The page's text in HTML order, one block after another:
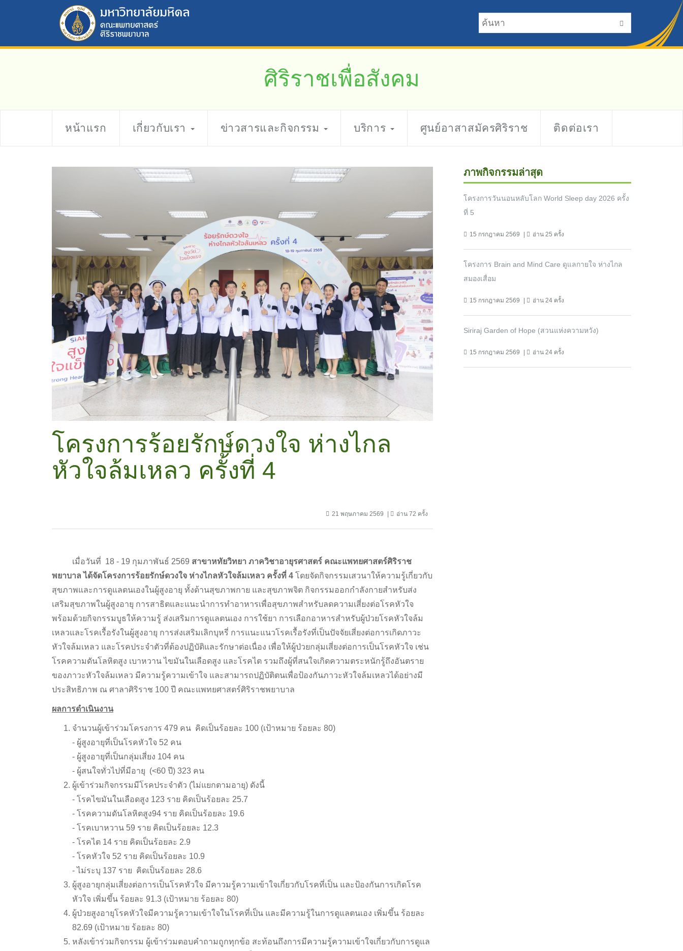
ศิริราชเพื่อสังคม
หน้าแรก เกี่ยวกับเรา ข่าวสารและกิจกรรม บริการ ศูนย์อาสาสมัครศิริราช ติดต่อเรา
โครงการร้อยรักษ์ดวงใจ ห่างไกล
หัวใจล้มเหลว ครั้งที่ 4
21 พฤษภาคม 2569 อ่าน 72 ครั้ง
เมื่อวันที่ 18 - 19 กุมภาพันธ์ 2569 สาขาหทัยวิทยา ภาควิชาอายุรศาสตร์ คณะแพทยศาสตร์ศิริราช
พยาบาล ได้จัดโครงการร้อยรักษ์ดวงใจ ห่างไกลหัวใจล้มเหลว ครั้งที่ 4 โดยจัดกิจกรรมเสวนาให้ความรู้เกี่ยวกับ
สุขภาพและการดูแลตนเองในผู้สูงอายุ ทั้งด้านสุขภาพกาย และสุขภาพจิต กิจกรรมออกกำลังกายสำหรับส่ง
เสริมสุขภาพในผู้สูงอายุ การสาธิตและแนะนำการทำอาหารเพื่อสุขภาพสำหรับลดความเสี่ยงต่อโรคหัวใจ
พร้อมด้วยกิจกรรมบูธให้ความรู้ ส่งเสริมการดูแลตนเอง การใช้ยา การเลือกอาหารสำหรับผู้ป่วยโรคหัวใจล้ม
เหลวและโรคเรื้อรังในผู้สูงอายุ การส่งเสริมเลิกบุหรี่ การแนะแนวโรคเรื้อรังที่เป็นปัจจัยเสี่ยงต่อการเกิดภาวะ
หัวใจล้มเหลว และโรคประจำตัวที่ต้องปฏิบัติและรักษาต่อเนื่อง เพื่อให้ผู้ป่วยกลุ่มเสี่ยงต่อการเป็นโรคหัวใจ เช่น
โรคความดันโลหิตสูง เบาหวาน ไขมันในเลือดสูง และโรคไต รวมถึงผู้ที่สนใจเกิดความตระหนักรู้ถึงอันตราย
ของภาวะหัวใจล้มเหลว มีความรู้ความเข้าใจ และสามารถปฏิบัติตนเพื่อป้องกันภาวะหัวใจล้มเหลวได้อย่างมี
ประสิทธิภาพ ณ ศาลาศิริราช 100 ปี คณะแพทยศาสตร์ศิริราชพยาบาล
ผลการดำเนินงาน
จำนวนผู้เข้าร่วมโครงการ 479 คน คิดเป็นร้อยละ 100 (เป้าหมาย ร้อยละ 80)
- ผู้สูงอายุที่เป็นโรคหัวใจ 52 คน
- ผู้สูงอายุที่เป็นกลุ่มเสี่ยง 104 คน
- ผู้สนใจทั่วไปที่มีอายุ (<60 ปี) 323 คน
ผู้เข้าร่วมกิจกรรมมีโรคประจำตัว (ไม่แยกตามอายุ) ดังนี้
- โรคไขมันในเลือดสูง 123 ราย คิดเป็นร้อยละ 25.7
- โรคความดันโลหิตสูง94 ราย คิดเป็นร้อยละ 19.6
- โรคเบาหวาน 59 ราย คิดเป็นร้อยละ 12.3
- โรคไต 14 ราย คิดเป็นร้อยละ 2.9
- โรคหัวใจ 52 ราย คิดเป็นร้อยละ 10.9
- ไม่ระบุ 137 ราย คิดเป็นร้อยละ 28.6
ผู้สูงอายุกลุ่มเสี่ยงต่อการเป็นโรคหัวใจ มีคาวมรู้ความเข้าใจเกี่ยวกับโรคที่เป็น และป้องกันการเกิดโรค
หัวใจ เพิ่มขึ้น ร้อยละ 91.3 (เป้าหมาย ร้อยละ 80)
ผู้ป่วยสูงอายุโรคหัวใจมีความรู้ความเข้าใจในโรคที่เป็น และมีความรู้ในการดูแลตนเอง เพิ่มขึ้น ร้อยละ
82.69 (เป้าหมาย ร้อยละ 80)
หลังเข้าร่วมกิจกรรม ผู้เข้าร่วมตอบคำถามถูกทุกข้อ สะท้อนถึงการมีความรู้ความเข้าใจเกี่ยวกับการดูแล
ภาพกิจกรรมล่าสุด
โครงการวันนอนหลับโลก World Sleep day 2026 ครั้ง
ที่ 5
15 กรกฎาคม 2569 อ่าน 25 ครั้ง
โครงการ Brain and Mind Care ดูแลกายใจ ห่างไกล
สมองเสื่อม
15 กรกฎาคม 2569 อ่าน 24 ครั้ง
Siriraj Garden of Hope (สวนแห่งความหวัง)
15 กรกฎาคม 2569 อ่าน 24 ครั้ง